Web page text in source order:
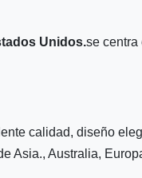
Unidos.se centra
calidad, diseño
Asia., Australia,